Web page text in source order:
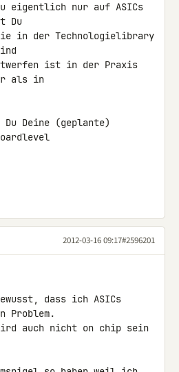
eigentlich nur auf ASICs
Du
in der Technologielibrary
ist in der Praxis
als in
Deine (geplante)
2012-03-16 09:17#2596201
dass ich ASICs
auch nicht on chip sein